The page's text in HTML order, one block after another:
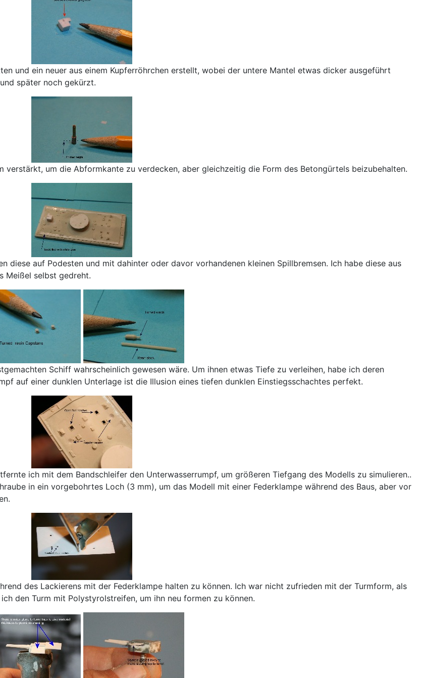
und ein neuer aus einem Kupferröhrchen erstellt, wobei der untere Mantel etwas dicker ausgeführt
später noch gekürzt.
verstärkt, um die Abformkante zu verdecken, aber gleichzeitig die Form des Betongürtels beizubehalten.
diese auf Podesten und mit dahinter oder davor vorhandenen kleinen Spillbremsen. Ich habe diese aus
Meißel selbst gedreht.
Schiff wahrscheinlich gewesen wäre. Um ihnen etwas Tiefe zu verleihen, habe ich deren
auf einer dunklen Unterlage ist die Illusion eines tiefen dunklen Einstiegsschachtes perfekt.
ich mit dem Bandschleifer den Unterwasserrumpf, um größeren Tiefgang des Modells zu simulieren..
in ein vorgebohrtes Loch (3 mm), um das Modell mit einer Federklampe während des Baus, aber vor
des Lackierens mit der Federklampe halten zu können. Ich war nicht zufrieden mit der Turmform, als
den Turm mit Polystyrolstreifen, um ihn neu formen zu können.